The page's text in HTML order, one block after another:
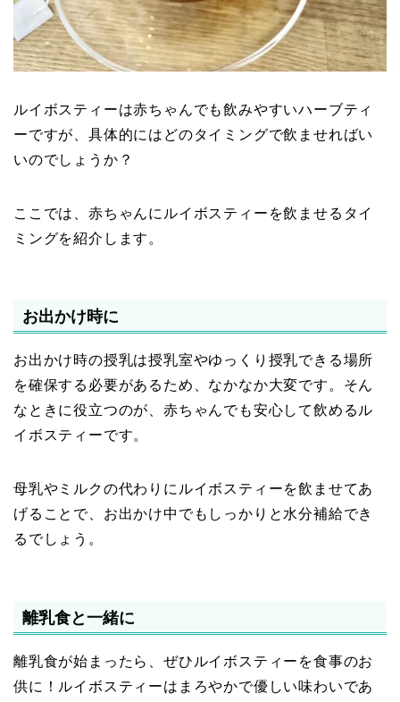
ルイボスティーは赤ちゃんでも飲みやすいハーブティ
ーですが、具体的にはどのタイミングで飲ませればい
いのでしょうか？
ここでは、赤ちゃんにルイボスティーを飲ませるタイ
ミングを紹介します。
お出かけ時に
お出かけ時の授乳は授乳室やゆっくり授乳できる場所
を確保する必要があるため、なかなか大変です。そん
なときに役立つのが、赤ちゃんでも安心して飲めるル
イボスティーです。
母乳やミルクの代わりにルイボスティーを飲ませてあ
げることで、お出かけ中でもしっかりと水分補給でき
るでしょう。
離乳食と一緒に
離乳食が始まったら、ぜひルイボスティーを食事のお
供に！ルイボスティーはまろやかで優しい味わいであ